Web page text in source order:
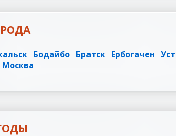
Бодайбо Братск Ербогачен
Москва